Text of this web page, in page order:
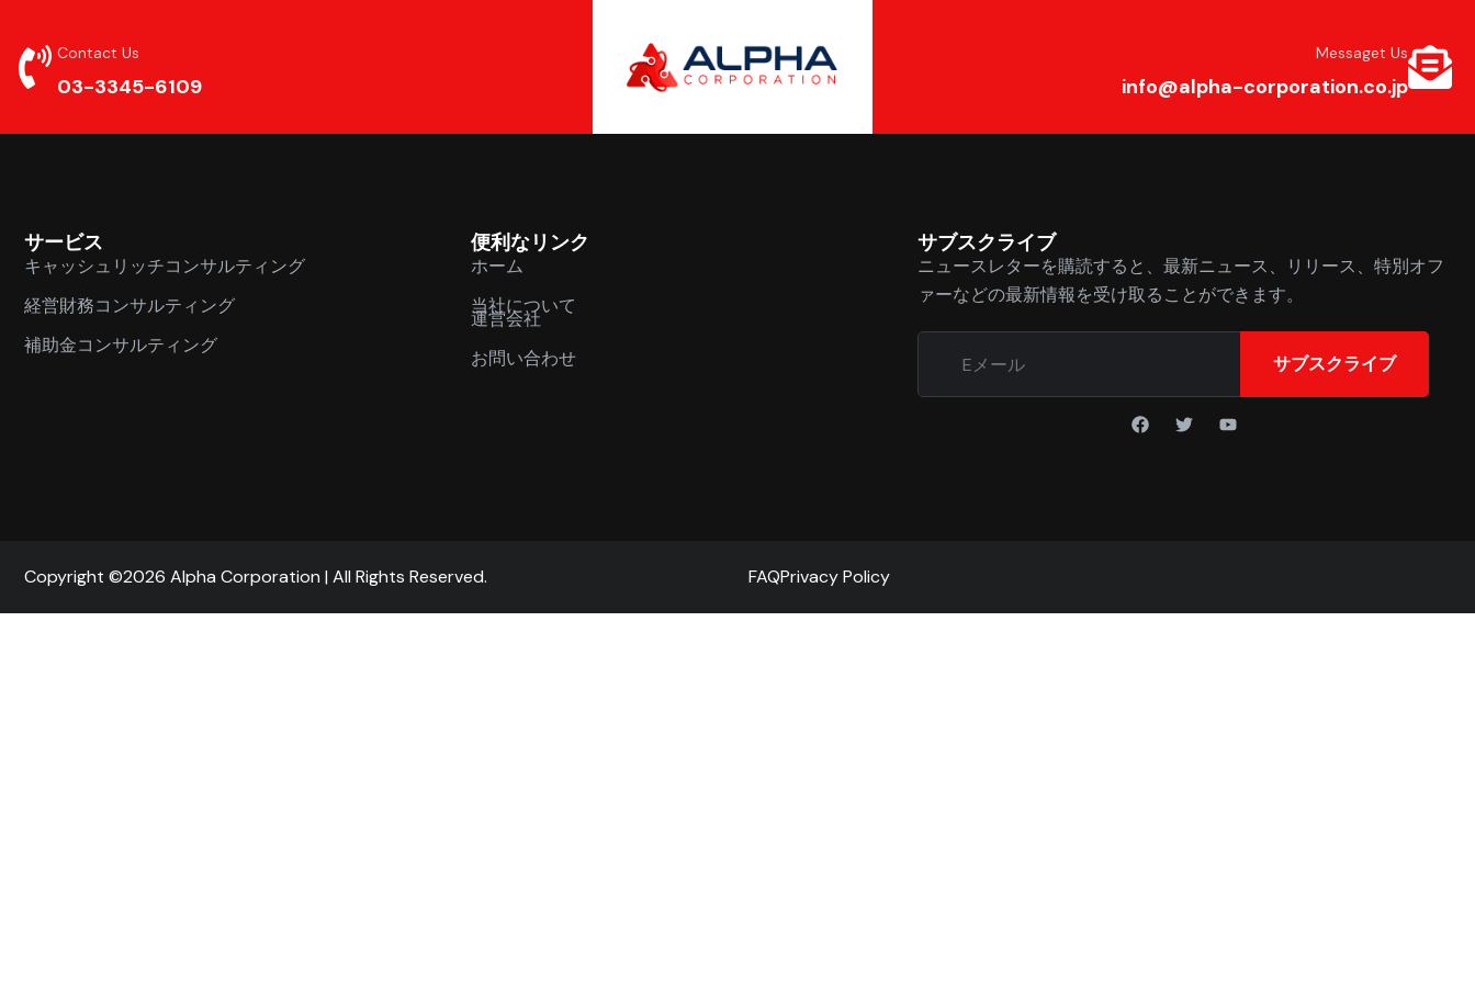
Contact Us
03-3345-6109
Messaget Us
info@alpha-corporation.co.jp
サービス
キャッシュリッチコンサルティング
経営財務コンサルティング
補助金コンサルティング
便利なリンク
ホーム
当社について
運営会社
お問い合わせ
サブスクライブ
ニュースレターを購読すると、最新ニュース、リリース、特別オフ
ァーなどの最新情報を受け取ることができます。
サブスクライブ
Copyright ©2026 Alpha Corporation | All Rights Reserved. FAQPrivacy Policy